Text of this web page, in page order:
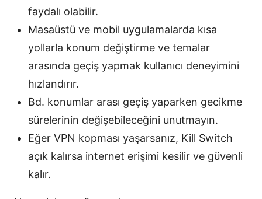
faydalı olabilir.
Masaüstü ve mobil uygulamalarda kısa
yollarla konum değiştirme ve temalar
arasında geçiş yapmak kullanıcı deneyimini
hızlandırır.
Bd. konumlar arası geçiş yaparken gecikme
sürelerinin değişebileceğini unutmayın.
Eğer VPN kopması yaşarsanız, Kill Switch
açık kalırsa internet erişimi kesilir ve güvenli
kalır.